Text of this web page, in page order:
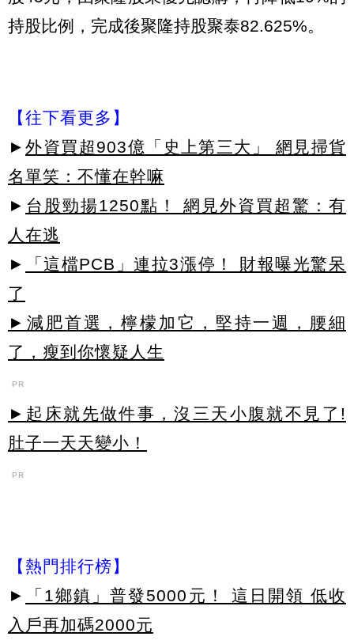
持股比例，完成後聚隆持股聚泰82.625%。
【往下看更多】
► 外資買超903億「史上第三大」 網見掃貨
名單笑：不懂在幹嘛
► 台股勁揚1250點！ 網見外資買超驚：有
人在逃
►
「這檔PCB」連拉3漲停！ 財報曝光驚呆
了
►減肥首選，檸檬加它，堅持一週，腰細
了，瘦到你懷疑人生
PR
►起床就先做件事，沒三天小腹就不見了!
肚子一天天變小！
PR
【熱門排行榜】
►
「1鄉鎮」普發5000元！ 這日開領 低收
入戶再加碼2000元